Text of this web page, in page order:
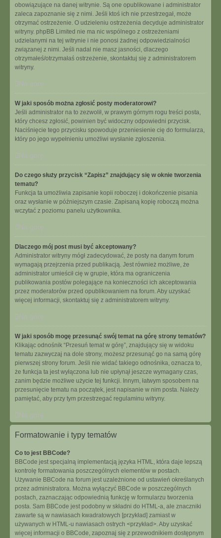
obowiązujące na danej witrynie. Są one opublikowane i administrator
zaleca zapoznanie się z nimi. Jeśli ktoś ich nie przestrzegał, może
otrzymać ostrzeżenie. O udzieleniu ostrzeżenia decyduje administrator
witryny. phpBB Limited nie ma nic wspólnego z ostrzeżeniami
udzielanymi na tej witrynie i nie ponosi żadnej odpowiedzialności
związanej z nimi. Jeśli nadal nie masz jasności, dlaczego
otrzymałeś/otrzymałaś ostrzeżenie, skontaktuj się z administratorem
witryny.
Na górę
W jaki sposób można zgłosić posty moderatorowi?
Jeśli administrator na to zezwolił, w prawym górnym rogu treści posta,
który chcesz zgłosić, powinien być widoczny odpowiedni przycisk.
Naciśnięcie tego przycisku spowoduje przeniesienie cię do formularza,
który po jego wypełnieniu umożliwi wysłanie zgłoszenia.
Na górę
Do czego służy przycisk “Zapisz” znajdujący się w oknie tworzenia
tematu?
Funkcja ta umożliwia zapisanie kopii roboczej i dokończenie pisania
oraz wysłanie w późniejszym czasie. Zapisaną kopię roboczą można
wczytać z poziomu panelu użytkownika.
Na górę
Dlaczego mój post musi być akceptowany?
Administrator witryny mógł zadecydować, że posty na danym forum
wymagają przejrzenia przed publikacją. Jest również możliwe, że
administrator umieścił cię w grupie, która ma ograniczenia
publikowania postów polegające na konieczności ich akceptowania
przez moderatorów przed opublikowaniem na forum. Aby uzyskać
więcej informacji, skontaktuj się z administratorem witryny.
Na górę
W jaki sposób mogę przesunąć swój temat na górę strony tematów?
Klikając odnośnik “Przesuń temat w górę”, znajdujący się w widoku
tematu zazwyczaj na dole strony, możesz przesunąć go na samą górę
pierwszej strony forum. Jeśli nie widać takiego odnośnika, oznacza to,
że funkcja ta jest wyłączona lub nie upłynął jeszcze wymagany czas,
zanim będzie możliwe użycie tej funkcji. Innym, łatwym sposobem na
przesunięcie tematu na początek, jest napisanie w nim posta. Należy
pamiętać, aby przy tym przestrzegać regulaminu witryny.
Na górę
Formatowanie i typy tematów
Co to jest BBCode?
BBCode jest specjalną implementacją języka HTML, która daje lepszą
kontrolę formatowania poszczególnych elementów w postach.
Używanie BBCode na forum jest uzależnione od ustawień określanych
przez administratora. Można wyłączyć BBCode w poszczególnych
postach, zaznaczając odpowiednią funkcję w formularzu tworzenia
posta. Sam BBCode jest podobny w składni do HTML-a, ale znaczniki
zawarte są w nawiasach kwadratowych [przykład] zamiast w
używanych w HTML-u nawiasach ostrych <przykład>. Aby uzyskać
więcej informacji o BBCode, zapoznaj się z przewodnikiem dostępnym